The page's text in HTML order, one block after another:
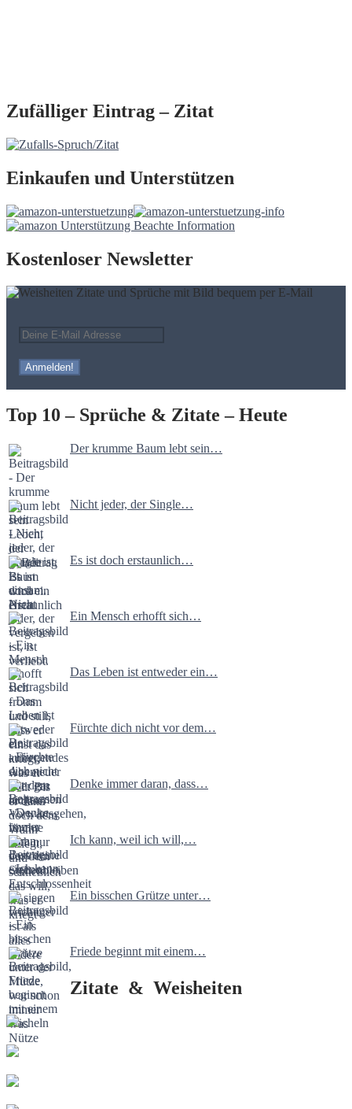
Zufälliger Eintrag – Zitat
Einkaufen und Unterstützen
Kostenloser Newsletter
Top 10 – Sprüche & Zitate – Heute
Der krumme Baum lebt sein…
Nicht jeder, der Single…
Es ist doch erstaunlich…
Ein Mensch erhofft sich…
Das Leben ist entweder ein…
Fürchte dich nicht vor dem…
Denke immer daran, dass…
Ich kann, weil ich will,…
Ein bisschen Grütze unter…
Friede beginnt mit einem…
Zitate & Weisheiten